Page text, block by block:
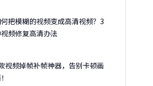
把模糊的视频变成高清视频？3
频修复高清办法
视频掉帧补帧神器，告别卡顿画